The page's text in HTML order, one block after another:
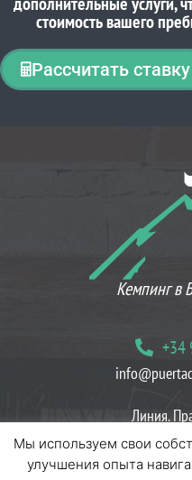
стоимость вашего
Рассчитать ставку
Кемпинг в
+34
Линия.
09199
Мы используем свои
улучшения опыта